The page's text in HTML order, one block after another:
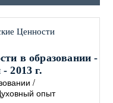
Ценности
в образовании -
2013 г.
/
опыт